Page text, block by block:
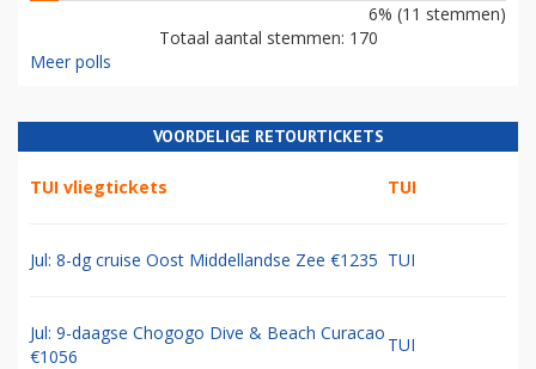
6% (11 stemmen)
Totaal aantal stemmen: 170
Meer polls
VOORDELIGE RETOURTICKETS
TUI vliegtickets TUI
Jul: 8-dg cruise Oost Middellandse Zee €1235 TUI
Jul: 9-daagse Chogogo Dive & Beach Curacao
€1056
TUI